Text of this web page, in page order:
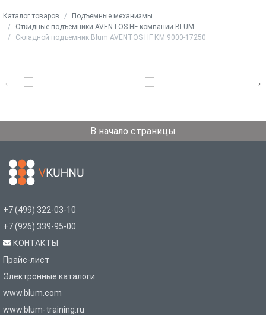
Каталог товаров
Подъемные механизмы
Откидные подъемники AVENTOS HF компании BLUM
Складной подъемник Blum AVENTOS HF КМ 9000-17250
В начало страницы
+7 (499) 322-03-10
+7 (926) 339-95-00
КОНТАКТЫ
Прайс-лист
Электронные каталоги
www.blum.com
www.blum-training.ru